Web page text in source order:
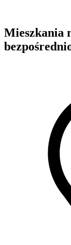
Mieszkania